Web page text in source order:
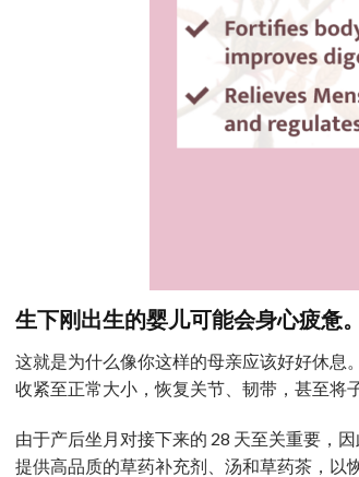
生下刚出生的婴儿可能会身心疲惫。
这就是为什么像你这样的母亲应该好好休息
收紧至正常大小，恢复关节、韧带，甚至将
由于产后坐月对接下来的 28 天至关重要，
提供高品质的草药补充剂、汤和草药茶，以